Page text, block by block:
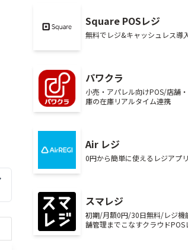
Square POSレジ
無料でレジ&キャッシュレス導
パワクラ
小売・アパレル向けPOS/店舗
庫の在庫リアルタイム連携
Air レジ
0円から簡単に使えるレジアプリ
スマレジ
初期/月額0円/30日無料/レジ機
舗管理までこなすクラウドPOS